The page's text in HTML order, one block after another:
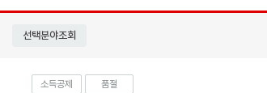
선택분야조회
소득공제 품절